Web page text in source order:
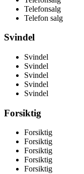
Telefonsalg
Telefon salg
Svindel
Svindel
Svindel
Svindel
Svindel
Svindel
Forsiktig
Forsiktig
Forsiktig
Forsiktig
Forsiktig
Forsiktig